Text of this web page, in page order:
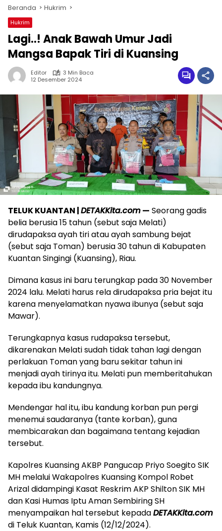
Beranda Hukrim
Hukrim
Lagi..! Anak Bawah Umur Jadi
Mangsa Bapak Tiri di Kuansing
Editor
3 Min Baca
12 Desember 2024
TELUK KUANTAN |DETAKKita.com— Seorang gadis
belia berusia 15 tahun (sebut saja Melati)
dirudapaksa ayah tiri atau ayah sambung bejat
(sebut saja Toman) berusia 30 tahun di Kabupaten
Kuantan Singingi (Kuansing), Riau.
Dimana kasus ini baru terungkap pada 30 November
2024 lalu. Melati harus rela dirudapaksa pria bejat itu
karena menyelamatkan nyawa ibunya (sebut saja
Mawar).
Terungkapnya kasus rudapaksa tersebut,
dikarenakan Melati sudah tidak tahan lagi dengan
perlakuan Toman yang baru sekitar tahun ini
menjadi ayah tirinya itu. Melati pun memberitahukan
kepada ibu kandungnya.
Mendengar hal itu, ibu kandung korban pun pergi
menemui saudaranya (tante korban), guna
membicarakan dan bagaimana tentang kejadian
tersebut.
Kapolres Kuansing AKBP Pangucap Priyo Soegito SIK
MH melalui Wakapolres Kuansing Kompol Robet
Arizal didampingi Kasat Reskrim AKP Shilton SIK MH
dan Kasi Humas Iptu Aman Sembiring SH
menyampaikan hal tersebut kepadaDETAKKita.com
di Teluk Kuantan, Kamis (12/12/2024).